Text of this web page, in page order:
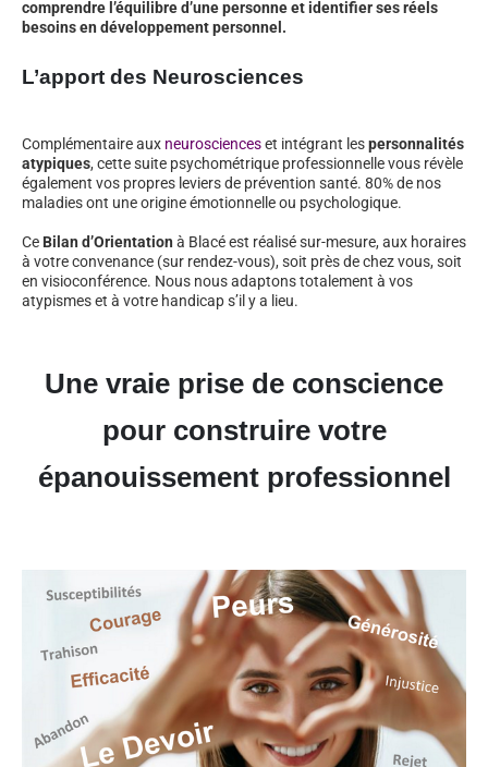
comprendre l’équilibre d’une personne et identifier ses réels
besoins en développement personnel.
L’apport des Neurosciences
Complémentaire aux neuroscienceset intégrant lespersonnalités
atypiques, cette suite psychométrique professionnelle vous révèle
également vos propres leviers de prévention santé. 80% de nos
maladies ont une origine émotionnelle ou psychologique.
Ce Bilan d’Orientation à Blacé est réalisé sur-mesure, aux horaires
à votre convenance (sur rendez-vous), soit près de chez vous, soit
en visioconférence. Nous nous adaptons totalement à vos
atypismes et à votre handicap s’il y a lieu.
Une vraie prise de conscience
pour construire votre
épanouissement professionnel